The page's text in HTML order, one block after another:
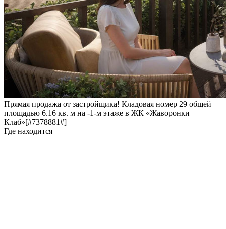
Прямая продажа от застройщика! Кладовая номер 29 общей
площадью 6.16 кв. м на -1-м этаже в ЖК «Жаворонки
Клаб»[#7378881#]
Где находится